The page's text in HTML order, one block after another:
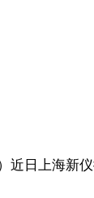
日上海新仪